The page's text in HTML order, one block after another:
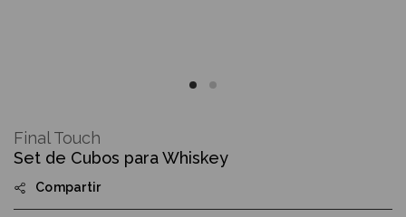
the
beginning
the
images
Set de Cubos para Whiskey
Compartir
Final Touch